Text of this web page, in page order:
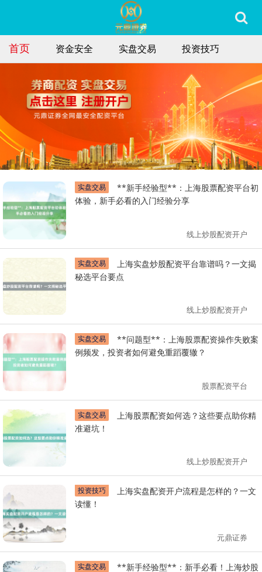
首页 资金安全 实盘交易 投资技巧
实盘交易
体验，新手必看的入门经验分享
线上炒股配资开户
实盘交易
秘选平台要点
线上炒股配资开户
实盘交易
例频发，投资者如何避免重蹈覆辙？
股票配资平台
实盘交易
准避坑！
线上炒股配资开户
投资技巧
读懂！
元鼎证券
实盘交易